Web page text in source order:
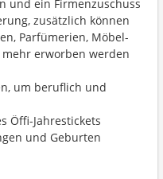
und ein Firmenzuschuss
zusätzlich können
Parfümerien, Möbel-
erworben werden
um beruflich und
Öffi-Jahrestickets
und Geburten